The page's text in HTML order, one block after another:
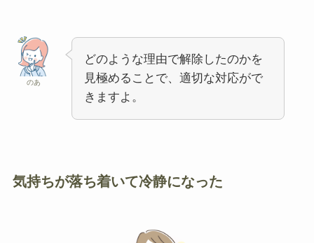
のあ
どのような理由で解除したのかを
見極めることで、適切な対応がで
きますよ。
気持ちが落ち着いて冷静になった